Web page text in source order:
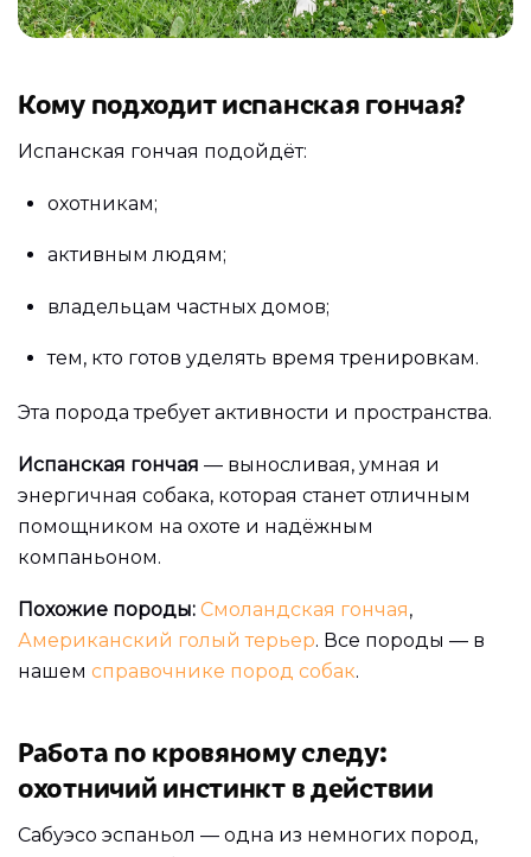
Кому подходит испанская гончая?
Испанская гончая подойдёт:
охотникам;
активным людям;
владельцам частных домов;
тем, кто готов уделять время тренировкам.
Эта порода требует активности и пространства.
Испанская гончая — выносливая, умная и
энергичная собака, которая станет отличным
помощником на охоте и надёжным
компаньоном.
Похожие породы: Смоландская гончая,
Американский голый терьер. Все породы — в
нашем справочнике пород собак.
Работа по кровяному следу:
охотничий инстинкт в действии
Сабуэсо эспаньол — одна из немногих пород,